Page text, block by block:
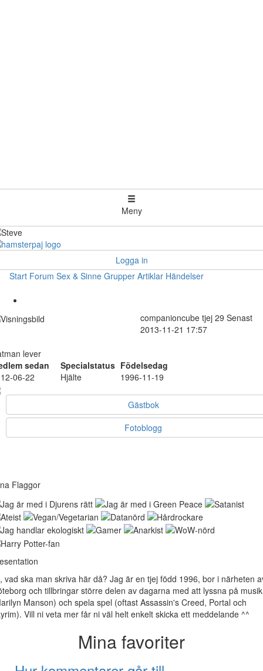
Meny
Logga in
Start Forum Sex & Sinne Grupper Artiklar Händelser
companioncube tjej 29 Senast
2013-11-21 17:57
lever
sedan
Specialstatus Födelsedag
06-22
Hjälte 1996-11-19
Gästbok
Fotoblogg
Flaggor
vad ska man skriva här då? Jag är en tjej född 1996, bor i närheten
och tillbringar större delen av dagarna med att lyssna på musik
Manson) och spela spel (oftast Assassin's Creed, Portal och
Vill ni veta mer får ni väl helt enkelt skicka ett meddelande ^^
Mina favoriter